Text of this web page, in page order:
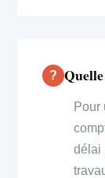
Pour
délai